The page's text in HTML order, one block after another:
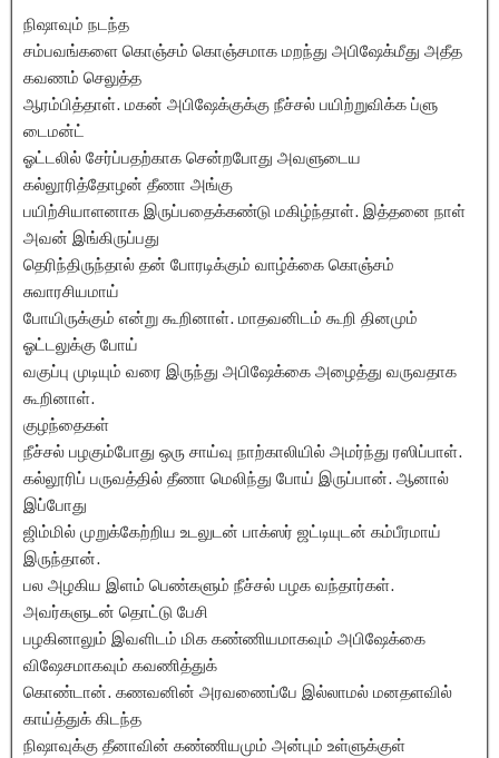
நிஷாவும் நடந்த
சம்பவங்களை கொஞ்சம் கொஞ்சமாக மறந்து அபிஷேக்மீது அதீத
கவணம் செலுத்த
ஆரம்பித்தாள். மகன் அபிஷேக்குக்கு நீச்சல் பயிற்றுவிக்க ப்ளு
டைமன்ட்
ஓட்டலில் சேர்ப்பதற்காக சென்றபோது அவளுடைய
கல்லூரித்தோழன் தீணா அங்கு
பயிற்சியாளனாக இருப்பதைக்கண்டு மகிழ்ந்தாள். இத்தனை நாள்
அவன் இங்கிருப்பது
தெரிந்திருந்தால் தன் போரடிக்கும் வாழ்க்கை கொஞ்சம்
சுவாரசியமாய்
போயிருக்கும் என்று கூறினாள். மாதவனிடம் கூறி தினமும்
ஓட்டலுக்கு போய்
வகுப்பு முடியும் வரை இருந்து அபிஷேக்கை அழைத்து வருவதாக
கூறினாள்.
குழந்தைகள்
நீச்சல் பழகும்போது ஒரு சாய்வு நாற்காலியில் அமர்ந்து ரஸிப்பாள்.
கல்லூரிப் பருவத்தில் தீணா மெலிந்து போய் இருப்பான். ஆனால்
இப்போது
ஜிம்மில் முறுக்கேற்றிய உடலுடன் பாக்ஸர் ஜட்டியுடன் கம்பீரமாய்
இருந்தான்.
பல அழகிய இளம் பெண்களும் நீச்சல் பழக வந்தார்கள்.
அவர்களுடன் தொட்டு பேசி
பழகினாலும் இவளிடம் மிக கண்ணியமாகவும் அபிஷேக்கை
விஷேசமாகவும் கவணித்துக்
கொண்டான். கணவனின் அரவணைப்பே இல்லாமல் மனதளவில்
காய்த்துக் கிடந்த
நிஷாவுக்கு தீனாவின் கண்ணியமும் அன்பும் உள்ளுக்குள்